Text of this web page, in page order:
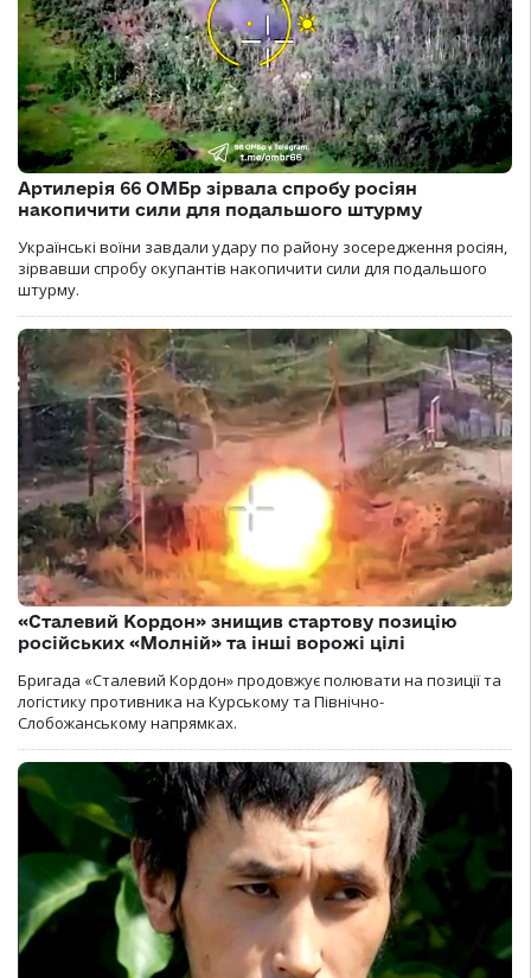
Артилерія 66 ОМБр зірвала спробу росіян
накопичити сили для подальшого штурму
Українські воїни завдали удару по району зосередження росіян,
зірвавши спробу окупантів накопичити сили для подальшого
штурму.
«Сталевий Кордон» знищив стартову позицію
російських «Молній» та інші ворожі цілі
Бригада «Сталевий Кордон» продовжує полювати на позиції та
логістику противника на Курському та Північно-
Слобожанському напрямках.